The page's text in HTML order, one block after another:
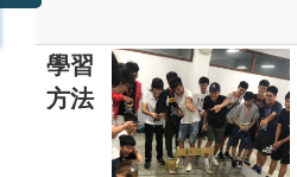
學習
方法